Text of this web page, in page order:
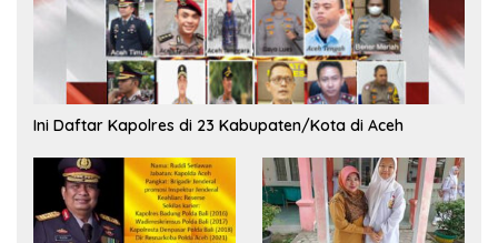
Ini Daftar Kapolres di 23 Kabupaten/Kota di Aceh